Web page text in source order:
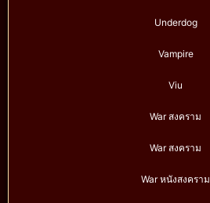
Underdog
Vampire
Viu
War สงคราม
War สงคราม
War หนังสงคราม